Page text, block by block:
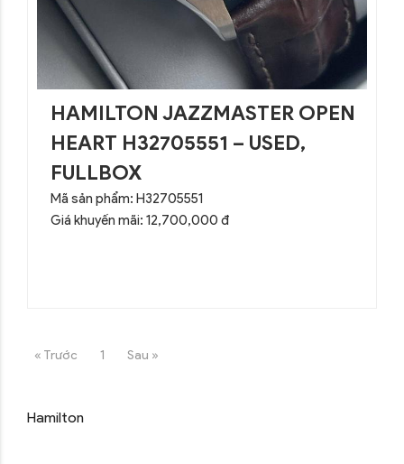
HAMILTON JAZZMASTER OPEN
HEART H32705551 – USED,
FULLBOX
Mã sản phẩm: H32705551
Giá khuyến mãi: 12,700,000 đ
« Trước 1 Sau »
Hamilton